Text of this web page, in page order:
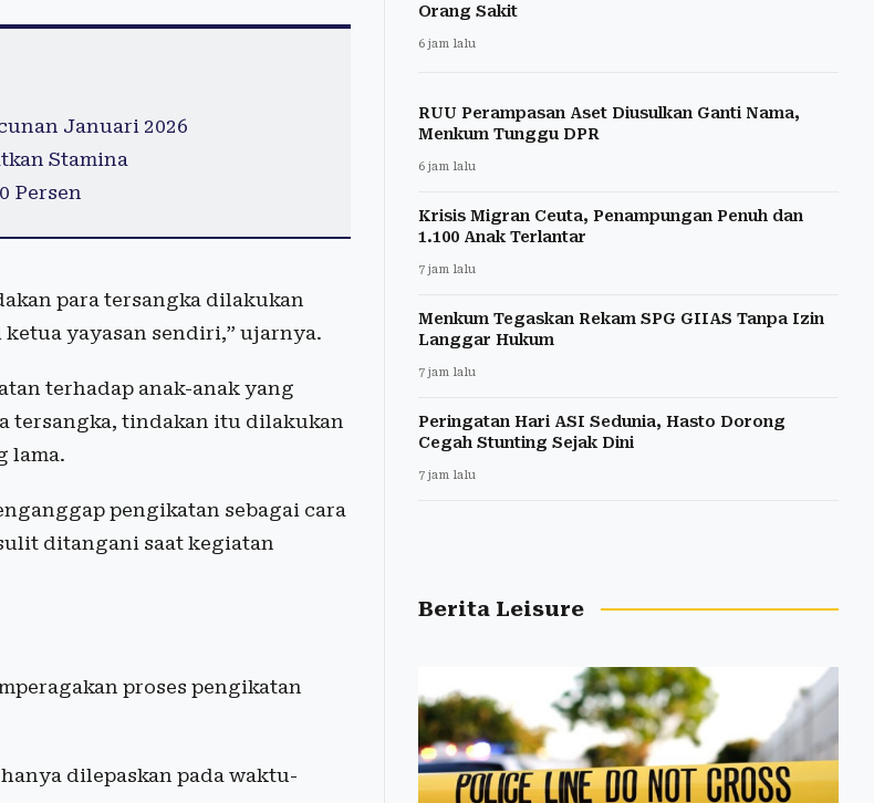
Januari 2026
Stamina
Persen
para tersangka dilakukan
ketua yayasan sendiri,” ujarnya.
terhadap anak-anak yang
tersangka, tindakan itu dilakukan
lama.
pengikatan sebagai cara
ditangani saat kegiatan
proses pengikatan
dilepaskan pada waktu-
Orang Sakit
6 jam lalu
RUU Perampasan Aset Diusulkan Ganti Nama,
Menkum Tunggu DPR
6 jam lalu
Krisis Migran Ceuta, Penampungan Penuh dan
1.100 Anak Terlantar
7 jam lalu
Menkum Tegaskan Rekam SPG GIIAS Tanpa Izin
Langgar Hukum
7 jam lalu
Peringatan Hari ASI Sedunia, Hasto Dorong
Cegah Stunting Sejak Dini
7 jam lalu
Berita Leisure